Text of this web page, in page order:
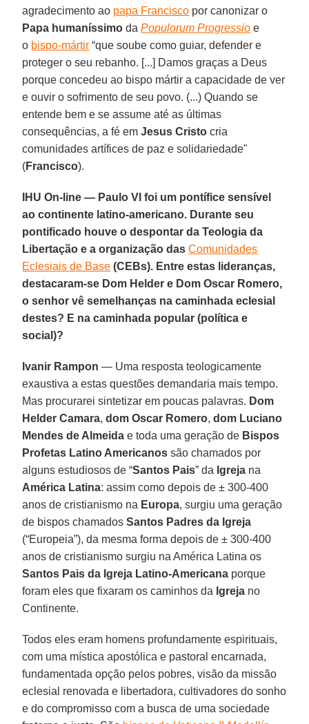
agradecimento ao papa Francisco por canonizar o
Papa humaníssimo daPopulorum Progressio e
o bispo-mártir “que soube como guiar, defender e
proteger o seu rebanho. [...] Damos graças a Deus
porque concedeu ao bispo mártir a capacidade de ver
e ouvir o sofrimento de seu povo. (...) Quando se
entende bem e se assume até as últimas
consequências, a fé emJesus Cristo cria
comunidades artífices de paz e solidariedade"
(Francisco).
IHU On-line — Paulo VI foi um pontífice sensível
ao continente latino-americano. Durante seu
pontificado houve o despontar da Teologia da
Libertação e a organização dasComunidades
Eclesiais de Base (CEBs). Entre estas lideranças,
destacaram-se Dom Helder e Dom Oscar Romero,
o senhor vê semelhanças na caminhada eclesial
destes? E na caminhada popular (política e
social)?
Ivanir Rampon — Uma resposta teologicamente
exaustiva a estas questões demandaria mais tempo.
Mas procurarei sintetizar em poucas palavras. Dom
Helder Camara,dom Oscar Romero,dom Luciano
Mendes de Almeida e toda uma geração de Bispos
Profetas Latino Americanos são chamados por
alguns estudiosos de “Santos Pais” da Igreja na
América Latina: assim como depois de ± 300-400
anos de cristianismo na Europa, surgiu uma geração
de bispos chamadosSantos Padres da Igreja
(“Europeia”), da mesma forma depois de ± 300-400
anos de cristianismo surgiu na América Latina os
Santos Pais da Igreja Latino-Americana porque
foram eles que fixaram os caminhos da Igreja no
Continente.
Todos eles eram homens profundamente espirituais,
com uma mística apostólica e pastoral encarnada,
fundamentada opção pelos pobres, visão da missão
eclesial renovada e libertadora, cultivadores do sonho
e do compromisso com a busca de uma sociedade